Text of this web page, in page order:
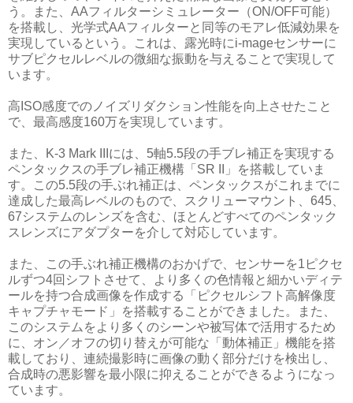
う。また、AAフィルターシミュレーター（ON/OFF可能）
を搭載し、光学式AAフィルターと同等のモアレ低減効果を
実現しているという。これは、露光時にi-mageセンサーに
サブピクセルレベルの微細な振動を与えることで実現して
います。
高ISO感度でのノイズリダクション性能を向上させたこと
で、最高感度160万を実現しています。
また、K-3 Mark IIIには、5軸5.5段の手ブレ補正を実現する
ペンタックスの手ブレ補正機構「SR II」を搭載していま
す。この5.5段の手ぶれ補正は、ペンタックスがこれまでに
達成した最高レベルのもので、スクリューマウント、645、
67システムのレンズを含む、ほとんどすべてのペンタック
スレンズにアダプターを介して対応しています。
また、この手ぶれ補正機構のおかげで、センサーを1ピクセ
ルずつ4回シフトさせて、より多くの色情報と細かいディテ
ールを持つ合成画像を作成する「ピクセルシフト高解像度
キャプチャモード」を搭載することができました。また、
このシステムをより多くのシーンや被写体で活用するため
に、オン／オフの切り替えが可能な「動体補正」機能を搭
載しており、連続撮影時に画像の動く部分だけを検出し、
合成時の悪影響を最小限に抑えることができるようになっ
ています。